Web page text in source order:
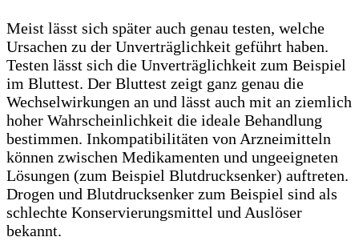
Meist lässt sich später auch genau testen, welche
Ursachen zu der Unverträglichkeit geführt haben.
Testen lässt sich die Unverträglichkeit zum Beispiel
im Bluttest. Der Bluttest zeigt ganz genau die
Wechselwirkungen an und lässt auch mit an ziemlich
hoher Wahrscheinlichkeit die ideale Behandlung
bestimmen. Inkompatibilitäten von Arzneimitteln
können zwischen Medikamenten und ungeeigneten
Lösungen (zum Beispiel Blutdrucksenker) auftreten.
Drogen und Blutdrucksenker zum Beispiel sind als
schlechte Konservierungsmittel und Auslöser
bekannt.